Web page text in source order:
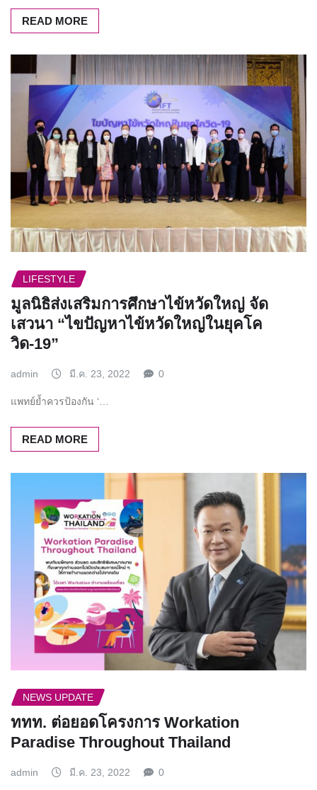
READ MORE
LIFESTYLE
มูลนิธิส่งเสริมการศึกษาไข้หวัดใหญ่ จัด
เสวนา “ไขปัญหาไข้หวัดใหญ่ในยุคโค
วิด-19”
admin มี.ค. 23, 2022 0
แพทย์ย้ำควรป้องกัน ‘…
READ MORE
NEWS UPDATE
ททท. ต่อยอดโครงการ Workation
Paradise Throughout Thailand
admin มี.ค. 23, 2022 0